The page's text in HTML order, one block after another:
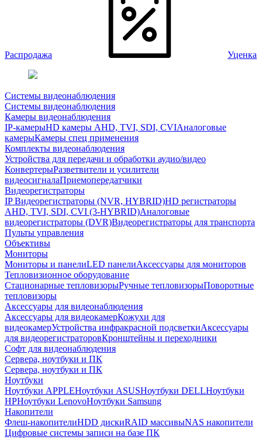
Распродажа Уценка
Системы видеонаблюдения
Системы видеонаблюдения
Камеры видеонаблюдения
IP-камерыHD камеры AHD, TVI, SDI, CVIАналоговые
камерыКамеры спец применения
Комплекты видеонаблюдения
Устройства для передачи и обработки аудио/видео
КонвертерыРазветвители и усилители
видеосигналаПриемопередатчики
Видеорегистраторы
IP Видеорегистраторы (NVR, HYBRID)HD регистраторы
AHD, TVI, SDI, CVI (3-HYBRID)Аналоговые
видеорегистраторы (DVR)Видеорегистраторы для транспорта
Пульты управления
Объективы
Мониторы
Мониторы и панелиLED панелиАксессуары для мониторов
Тепловизионное оборудование
Стационарные тепловизорыРучные тепловизорыПоворотные
тепловизоры
Аксессуары для видеонаблюдения
Аксессуары для видеокамерКожухи для
видеокамерУстройства инфракрасной подсветкиАксессуары
для видеорегистраторовКронштейны и переходники
Софт для видеонаблюдения
Сервера, ноутбуки и ПК
Сервера, ноутбуки и ПК
Ноутбуки
Ноутбуки APPLEНоутбуки ASUSНоутбуки DELLНоутбуки
HPНоутбуки LenovoНоутбуки Samsung
Накопители
Флеш-накопителиHDD дискиRAID массивыNAS накопители
Цифровые системы записи на базе ПК